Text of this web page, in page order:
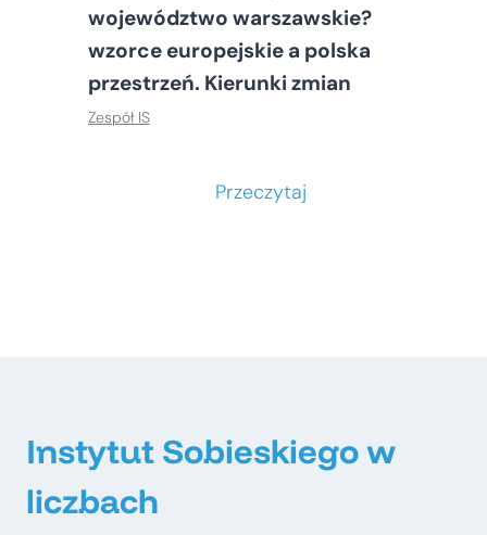
województwo warszawskie?
wzorce europejskie a polska
przestrzeń. Kierunki zmian
Zespół IS
Przeczytaj
–
Instytut Sobieskiego w
liczbach